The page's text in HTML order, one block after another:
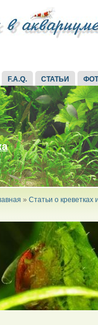
F.A.Q. СТАТЬИ
» Статьи о креветках